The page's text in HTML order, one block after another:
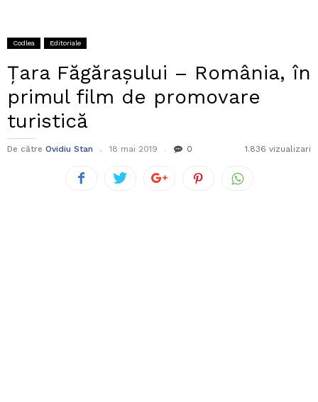
Codlea Editoriale
Țara Făgărașului – România, în
primul film de promovare
turistică
De către Ovidiu Stan 18 mai 2019 0 1.836 vizualizari